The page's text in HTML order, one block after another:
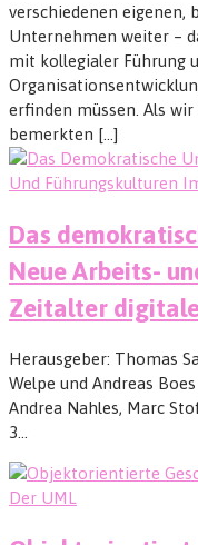
verschiedenen eigenen,
Unternehmen weiter –
mit kollegialer Führung
erfinden müssen. Als
bemerkten [...]
Das
Neue Arbeits-
Zeitalter
Herausgeber: Tho­mas
Welpe und Andreas
Andrea Nah­les, Marc
3…